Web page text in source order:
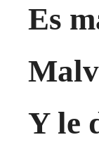
Es
Y le